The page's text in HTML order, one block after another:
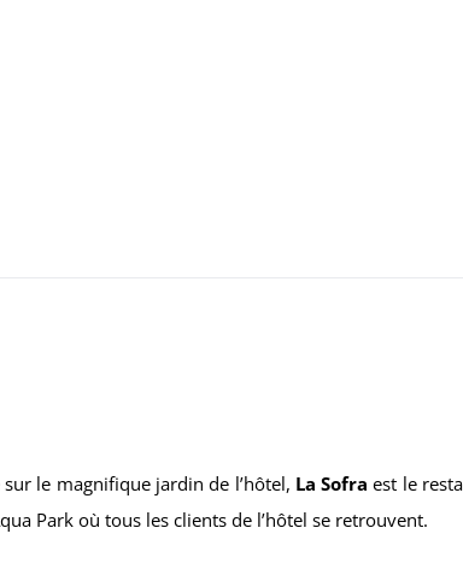
le magnifique jardin de l’hôtel, La Sofra est le
Park où tous les clients de l’hôtel se retrouvent.